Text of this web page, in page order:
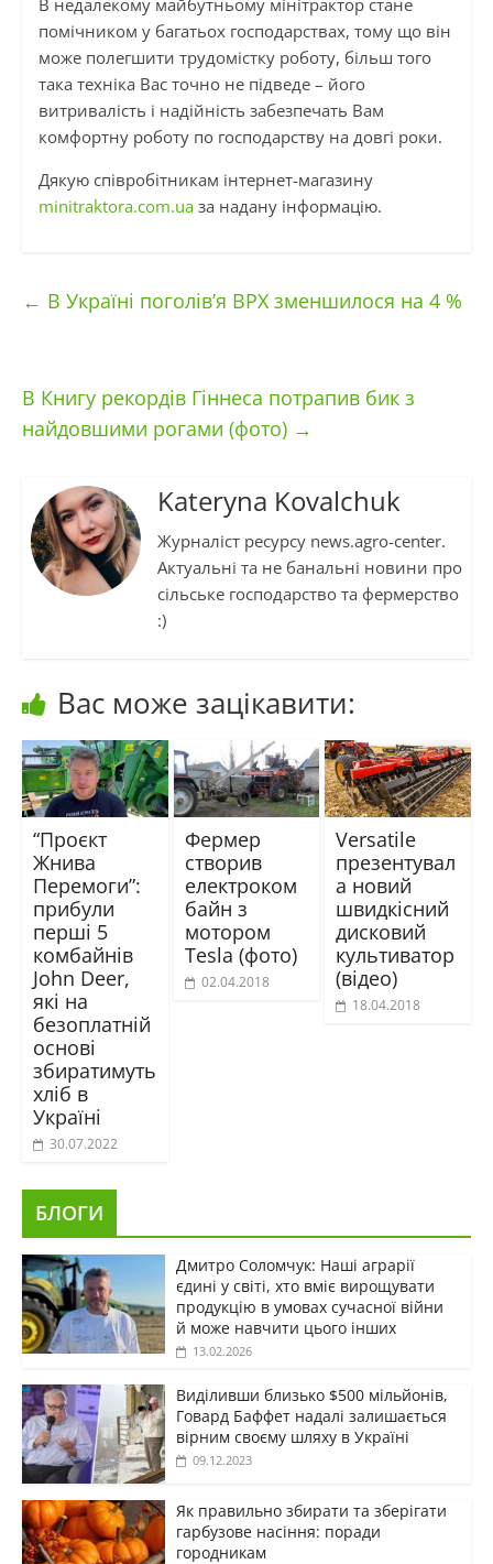
помічником у багатьох господарствах, тому що він
може полегшити трудомістку роботу, більш того
така техніка Вас точно не підведе – його
витривалість і надійність забезпечать Вам
комфортну роботу по господарству на довгі роки.
Дякую співробітникам інтернет-магазину
minitraktora.com.uaза надану інформацію.
← В Україні поголів’я ВРХ зменшилося на 4 %
В Книгу рекордів Гіннеса потрапив бик з
найдовшими рогами (фото) →
Kateryna Kovalchuk
Журналіст ресурсу news.agro-center.
Актуальні та не банальні новини про
сільське господарство та фермерство
:)
Вас може зацікавити:
“Проєкт
Жнива
Перемоги”:
прибули
перші 5
комбайнів
John Deer,
які на
безоплатній
основі
збиратимуть
хліб в
Україні
30.07.2022
Фермер
створив
електроком
байн з
мотором
Tesla (фото)
02.04.2018
Versatile
презентувал
а новий
швидкісний
дисковий
культиватор
(відео)
18.04.2018
БЛОГИ
Дмитро Соломчук: Наші аграрії
єдині у світі, хто вміє вирощувати
продукцію в умовах сучасної війни
й може навчити цього інших
13.02.2026
Виділивши близько $500 мільйонів,
Говард Баффет надалі залишається
вірним своєму шляху в Україні
09.12.2023
Як правильно збирати та зберігати
гарбузове насіння: поради
городникам